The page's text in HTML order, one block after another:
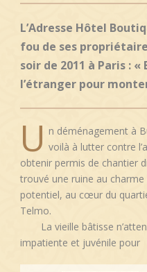
L’Adresse Hôtel
fou de ses
soir de 2011 à Paris :
l’étranger pour
U n déménagement à
voilà à lutter contre
obtenir permis de chantier
trouvé une ruine au
potentiel, au cœur du
Telmo.
La vieille bâtisse
impatiente et juvénile pour